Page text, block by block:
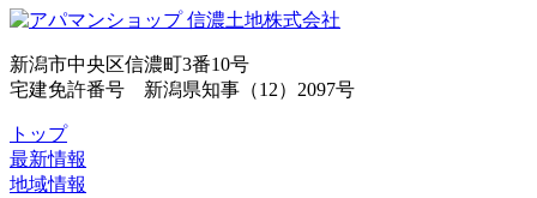
新潟市中央区信濃町3番10号
宅建免許番号 新潟県知事（12）2097号
トップ
最新情報
地域情報